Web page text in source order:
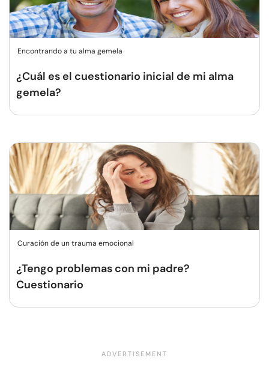
Encontrando a tu alma gemela
¿Cuál es el cuestionario inicial de mi alma
gemela?
Curación de un trauma emocional
¿Tengo problemas con mi padre?
Cuestionario